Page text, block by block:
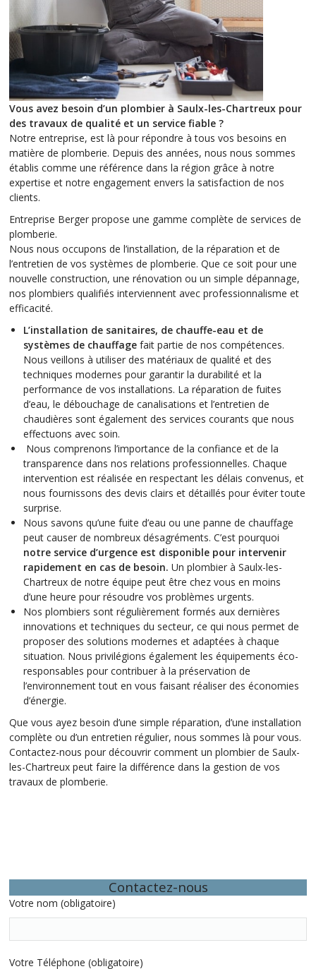
Vous avez besoin d’un plombier à Saulx-les-Chartreux pour
des travaux de qualité et un service fiable ?
Notre entreprise, est là pour répondre à tous vos besoins en
matière de plomberie. Depuis des années, nous nous sommes
établis comme une référence dans la région grâce à notre
expertise et notre engagement envers la satisfaction de nos
clients.
Entreprise Berger propose une gamme complète de services de
plomberie.
Nous nous occupons de l’installation, de la réparation et de
l’entretien de vos systèmes de plomberie. Que ce soit pour une
nouvelle construction, une rénovation ou un simple dépannage,
nos plombiers qualifiés interviennent avec professionnalisme et
efficacité.
L’installation de sanitaires, de chauffe-eau et de
systèmes de chauffage fait partie de nos compétences.
Nous veillons à utiliser des matériaux de qualité et des
techniques modernes pour garantir la durabilité et la
performance de vos installations. La réparation de fuites
d’eau, le débouchage de canalisations et l’entretien de
chaudières sont également des services courants que nous
effectuons avec soin.
Nous comprenons l’importance de la confiance et de la
transparence dans nos relations professionnelles. Chaque
intervention est réalisée en respectant les délais convenus, et
nous fournissons des devis clairs et détaillés pour éviter toute
surprise.
Nous savons qu’une fuite d’eau ou une panne de chauffage
peut causer de nombreux désagréments. C’est pourquoi
notre service d’urgence est disponible pour intervenir
rapidement en cas de besoin. Un plombier à Saulx-les-
Chartreux de notre équipe peut être chez vous en moins
d’une heure pour résoudre vos problèmes urgents.
Nos plombiers sont régulièrement formés aux dernières
innovations et techniques du secteur, ce qui nous permet de
proposer des solutions modernes et adaptées à chaque
situation. Nous privilégions également les équipements éco-
responsables pour contribuer à la préservation de
l’environnement tout en vous faisant réaliser des économies
d’énergie.
Que vous ayez besoin d’une simple réparation, d’une installation
complète ou d’un entretien régulier, nous sommes là pour vous.
Contactez-nous pour découvrir comment un plombier de Saulx-
les-Chartreux peut faire la différence dans la gestion de vos
travaux de plomberie.
Contactez-nous
Votre nom (obligatoire)
Votre Téléphone (obligatoire)